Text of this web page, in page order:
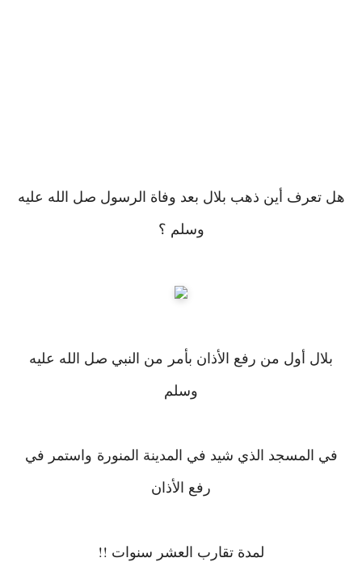
هل تعرف أين ذهب بلال بعد وفاة الرسول صل الله عليه
وسلم ؟
بلال أول من رفع الأذان بأمر من النبي صل الله عليه
وسلم
في المسجد الذي شيد في المدينة المنورة واستمر في
رفع الأذان
لمدة تقارب العشر سنوات !!